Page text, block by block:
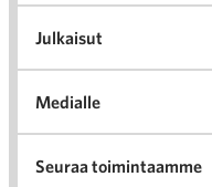
Julkaisut
Medialle
Seuraa toimintaamme